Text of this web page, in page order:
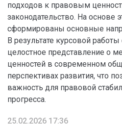
подходов к правовым
законодательство. На основе
сформированы основные
В результате курсовой
целостное представление о
ценностей в современном
перспективах развития, что
важность для правовой
прогресса.
25.02.2026 17:36